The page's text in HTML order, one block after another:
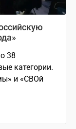
38
категории.
и «СВОй